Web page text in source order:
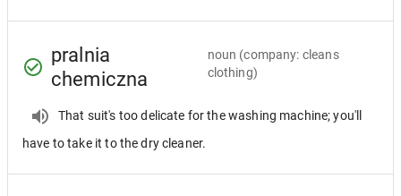
pralnia
chemiczna
noun (company: cleans
clothing)
That suit's too delicate for the washing machine; you'll
have to take it to the dry cleaner.